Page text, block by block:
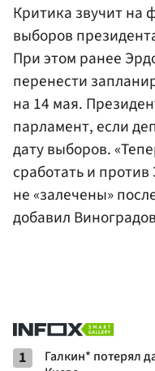
Критика звучит
выборов
При этом ранее
перенести
на 14 мая.
парламент, если
дату выборов.
сработать и
не «залечены»
добавил
1
Галкин* потерял